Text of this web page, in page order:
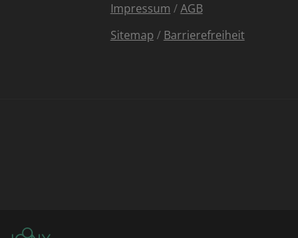
Impressum /AGB
Sitemap / Barrierefreiheit